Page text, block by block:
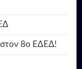
στον 8ο ΕΔΕΔ!